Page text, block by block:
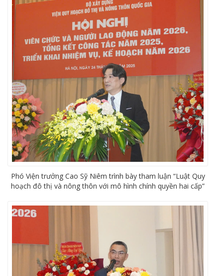
Phó Viện trưởng Cao Sỹ Niêm trình bày tham luận “Luật Quy
hoạch đô thị và nông thôn với mô hình chính quyền hai cấp”